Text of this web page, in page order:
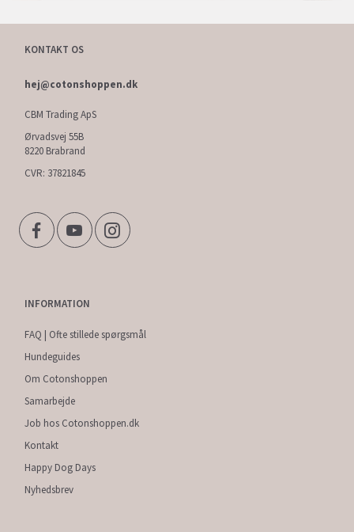
KONTAKT OS
hej@cotonshoppen.dk
CBM Trading ApS
Ørvadsvej 55B
8220 Brabrand
CVR: 37821845
INFORMATION
FAQ | Ofte stillede spørgsmål
Hundeguides
Om Cotonshoppen
Samarbejde
Job hos Cotonshoppen.dk
Kontakt
Happy Dog Days
Nyhedsbrev